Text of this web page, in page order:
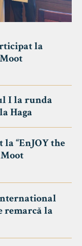
la
I la runda
Haga
“EnJOY the
remarcă la